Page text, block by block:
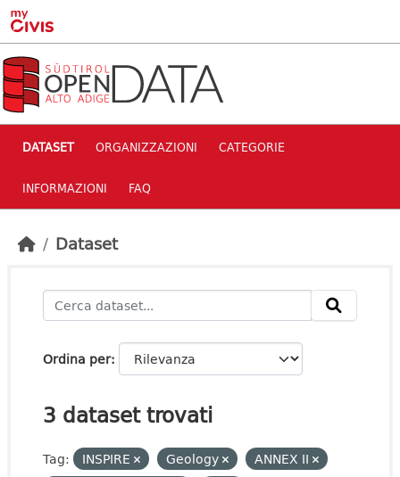
Skip to main content
DATASET ORGANIZZAZIONI CATEGORIE
INFORMAZIONI FAQ
Dataset
Ordina per
3 dataset trovati
Tag: INSPIRE Geology
ANNEX II